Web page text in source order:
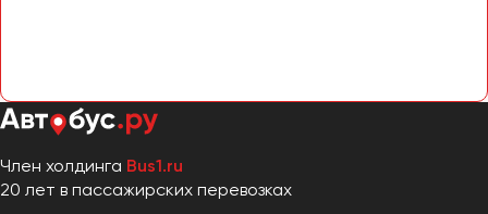
Член холдинга Bus1.ru
20 лет в пассажирских перевозках